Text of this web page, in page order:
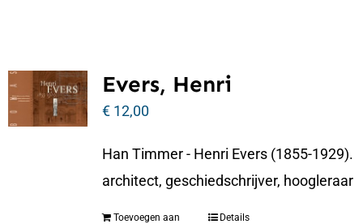
Evers, Henri
€12,00
Han Timmer - Henri Evers (1855-1929).
architect, geschiedschrijver, hoogleraar
Toevoegen aan
Details